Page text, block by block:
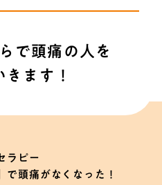
で頭痛の人を
ます！
ラピー
で頭痛がなくなった！